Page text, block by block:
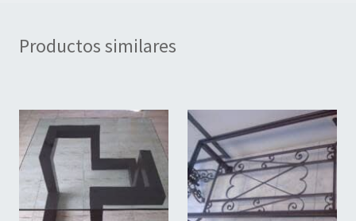
Productos similares